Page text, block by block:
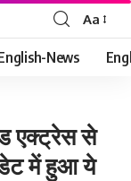
Font
Resizer
Aa
News
एक्ट्रेस से
में हुआ ये